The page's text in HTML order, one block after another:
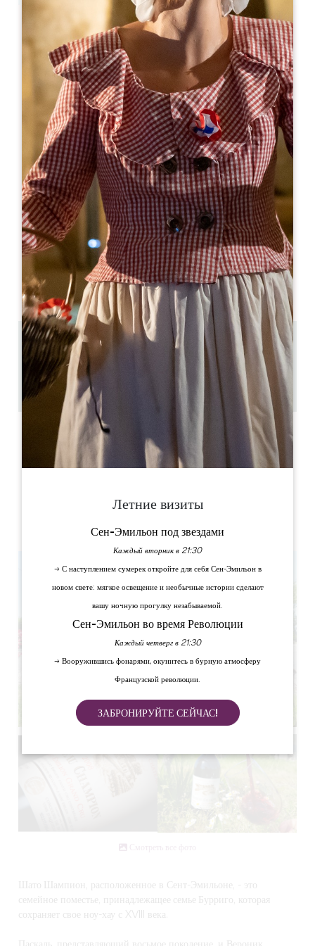
Шато Шампион
, расположенное в Сент-Эмильоне, - это
семейное поместье, принадлежащее семье Бурриго , которая
сохраняет свое ноу-хау с XVIII века.
С сайта
8€
Château Champion
Château Champion 762 Route de Champion
33330 SAINT-CHRISTOPHE-DES-BARDES
06 09 11 53 48
info@chateau-champion.com
МЕСЯЦ ОТКРЫТИЯ
Ф М А М И И С Н Д
ДНИ ОТКРЫТИЯ
П
AM
PM
В
AM
PM
С
AM
PM
Ч
AM
PM
П
AM
PM
С
AM
PM
В
AM
PM
2.9 km
1h
50
Скопируйте GPS-код
Летние визиты
Сен-Эмильон под звездами
Каждый вторник в 21:30
→ С наступлением сумерек откройте для себя Сен-Эмильон в
новом свете: мягкое освещение и необычные истории сделают
вашу ночную прогулку незабываемой.
Сен-Эмильон во время Революции
Каждый четверг в 21:30
→ Вооружившись фонарями, окунитесь в бурную атмосферу
Французской революции.
ЗАБРОНИРУЙТЕ СЕЙЧАС!